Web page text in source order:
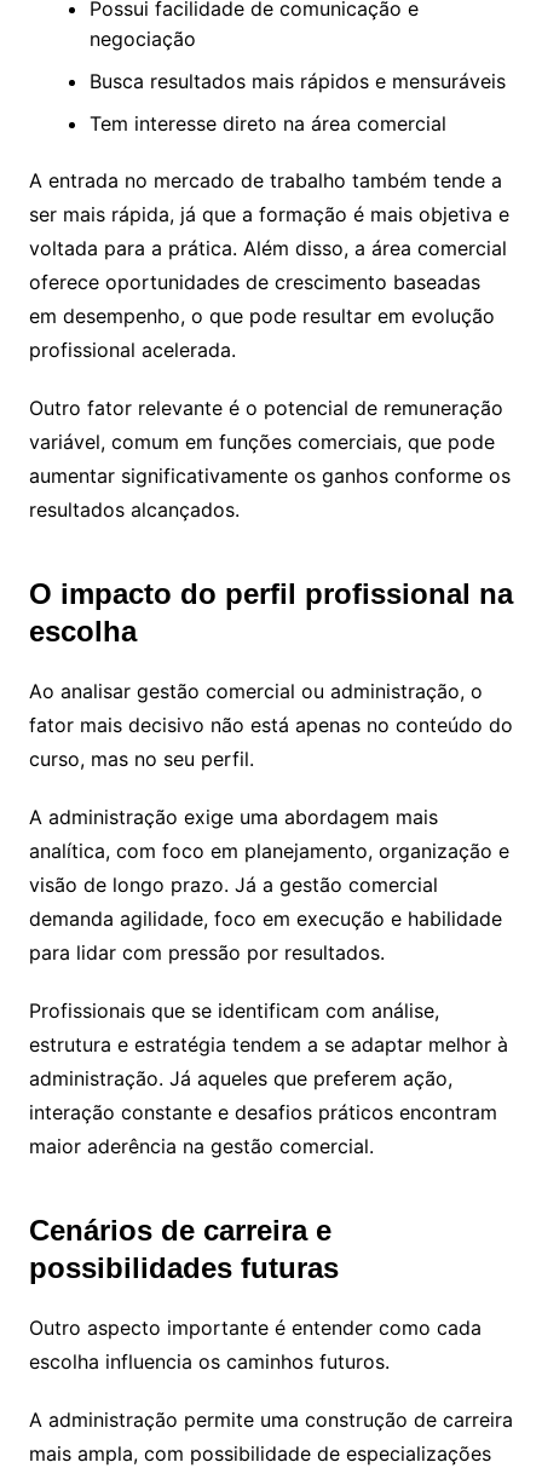
Possui facilidade de comunicação e
negociação
Busca resultados mais rápidos e mensuráveis
Tem interesse direto na área comercial
A entrada no mercado de trabalho também tende a
ser mais rápida, já que a formação é mais objetiva e
voltada para a prática. Além disso, a área comercial
oferece oportunidades de crescimento baseadas
em desempenho, o que pode resultar em evolução
profissional acelerada.
Outro fator relevante é o potencial de remuneração
variável, comum em funções comerciais, que pode
aumentar significativamente os ganhos conforme os
resultados alcançados.
O impacto do perfil profissional na
escolha
Ao analisar gestão comercial ou administração, o
fator mais decisivo não está apenas no conteúdo do
curso, mas no seu perfil.
A administração exige uma abordagem mais
analítica, com foco em planejamento, organização e
visão de longo prazo. Já a gestão comercial
demanda agilidade, foco em execução e habilidade
para lidar com pressão por resultados.
Profissionais que se identificam com análise,
estrutura e estratégia tendem a se adaptar melhor à
administração. Já aqueles que preferem ação,
interação constante e desafios práticos encontram
maior aderência na gestão comercial.
Cenários de carreira e
possibilidades futuras
Outro aspecto importante é entender como cada
escolha influencia os caminhos futuros.
A administração permite uma construção de carreira
mais ampla, com possibilidade de especializações